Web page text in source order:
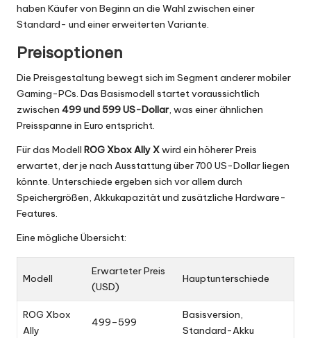
haben Käufer von Beginn an die Wahl zwischen einer
Standard- und einer erweiterten Variante.
Preisoptionen
Die Preisgestaltung bewegt sich im Segment anderer mobiler
Gaming-PCs. Das Basismodell startet voraussichtlich
zwischen 499 und 599 US-Dollar, was einer ähnlichen
Preisspanne in Euro entspricht.
Für das Modell ROG Xbox Ally Xwird ein höherer Preis
erwartet, der je nach Ausstattung über 700 US-Dollar liegen
könnte. Unterschiede ergeben sich vor allem durch
Speichergrößen, Akkukapazität und zusätzliche Hardware-
Features.
Eine mögliche Übersicht:
Modell
Erwarteter Preis
(USD)
Hauptunterschiede
ROG Xbox
Ally
499–599
Basisversion,
Standard-Akku